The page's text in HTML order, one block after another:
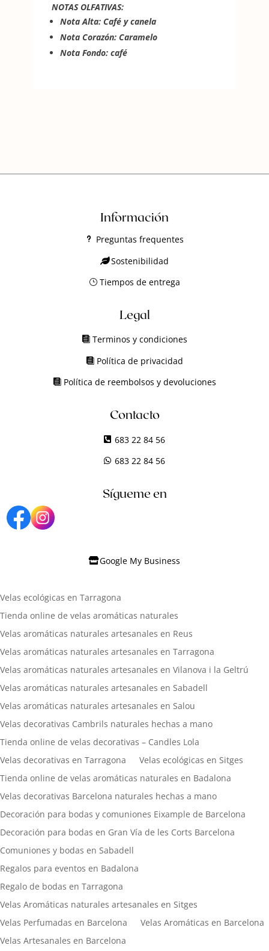
NOTAS OLFATIVAS:
Nota Alta: Café y canela
Nota Corazón: Caramelo
Nota Fondo: café
Información
Preguntas frequentes
Sostenibilidad
Tiempos de entrega
Legal
Terminos y condiciones
Política de privacidad
Política de reembolsos y devoluciones
Contacto
683 22 84 56
683 22 84 56
Sígueme en
Google My Business
Velas ecológicas en Tarragona
Tienda online de velas aromáticas naturales
Velas aromáticas naturales artesanales en Reus
Velas aromáticas naturales artesanales en Tarragona
Velas aromáticas naturales artesanales en Vilanova i la Geltrú
Velas aromáticas naturales artesanales en Sabadell
Velas aromáticas naturales artesanales en Salou
Velas decorativas Cambrils naturales hechas a mano
Tienda online de velas decorativas – Candles Lola
Velas decorativas en Tarragona
Velas ecológicas en Sitges
Tienda online de velas aromáticas naturales en Badalona
Velas decorativas Barcelona naturales hechas a mano
Decoración para bodas y comuniones Eixample de Barcelona
Decoración para bodas en Gran Vía de les Corts Barcelona
Comuniones y bodas en Sabadell
Regalos para eventos en Badalona
Regalo de bodas en Tarragona
Velas Aromáticas naturales artesanales en Sitges
Velas Perfumadas en Barcelona
Velas Aromáticas en Barcelona
Velas Artesanales en Barcelona